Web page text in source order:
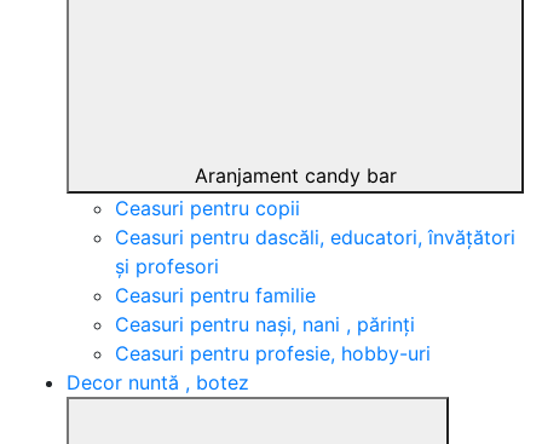
Aranjament candy bar
Ceasuri pentru copii
Ceasuri pentru dascăli, educatori, învățători
și profesori
Ceasuri pentru familie
Ceasuri pentru nași, nani , părinți
Ceasuri pentru profesie, hobby-uri
Decor nuntă , botez